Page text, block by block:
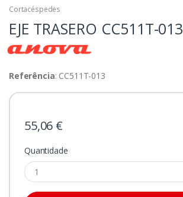
Cortacéspedes
EJE TRASERO CC511T-013
Referência: CC511T-013
55,06 €
Quantidade